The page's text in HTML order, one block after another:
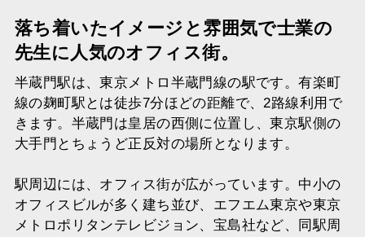
落ち着いたイメージと雰囲気で士業の
先生に人気のオフィス街。
半蔵門駅は、東京メトロ半蔵門線の駅です。有楽町
線の麹町駅とは徒歩7分ほどの距離で、2路線利用で
きます。半蔵門は皇居の西側に位置し、東京駅側の
大手門とちょうど正反対の場所となります。
駅周辺には、オフィス街が広がっています。中小の
オフィスビルが多く建ち並び、エフエム東京や東京
メトロポリタンテレビジョン、宝島社など、同駅周